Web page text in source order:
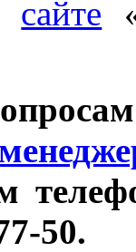
сайте
50.